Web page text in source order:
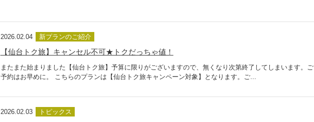
2026.02.04 新プランのご紹介
【仙台トク旅】キャンセル不可★トクだっちゃ値！
またまた始まりました【仙台トク旅】予算に限りがございますので、無くなり次第終了してしまいます。ご
予約はお早めに。 こちらのプランは【仙台トク旅キャンペーン対象】となります。ご...
2026.02.03 トピックス